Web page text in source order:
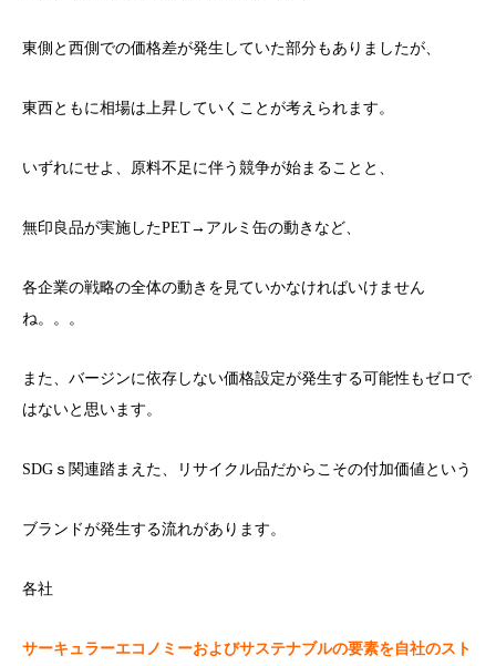
東側と西側での価格差が発生していた部分もありましたが、
東西ともに相場は上昇していくことが考えられます。
いずれにせよ、原料不足に伴う競争が始まることと、
無印良品が実施したPET→アルミ缶の動きなど、
各企業の戦略の全体の動きを見ていかなければいけません
ね。。。
また、バージンに依存しない価格設定が発生する可能性もゼロで
はないと思います。
SDGｓ関連踏まえた、リサイクル品だからこその付加価値という
ブランドが発生する流れがあります。
各社
サーキュラーエコノミーおよびサステナブルの要素を自社のスト